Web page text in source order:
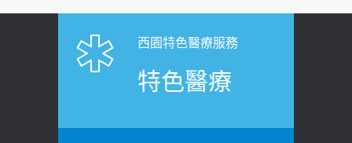
西園特色醫療服務
特色醫療